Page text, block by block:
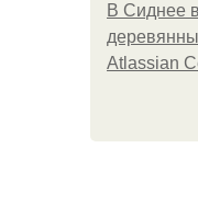
В Сиднее
Atlassian